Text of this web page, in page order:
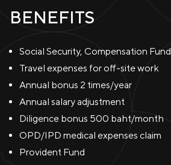
BENEFITS
Social Security, Compensation Fund
Travel expenses for off-site work
Annual bonus 2 times/year
Annual salary adjustment
Diligence bonus 500 baht/month
OPD/IPD medical expenses claim
Provident Fund